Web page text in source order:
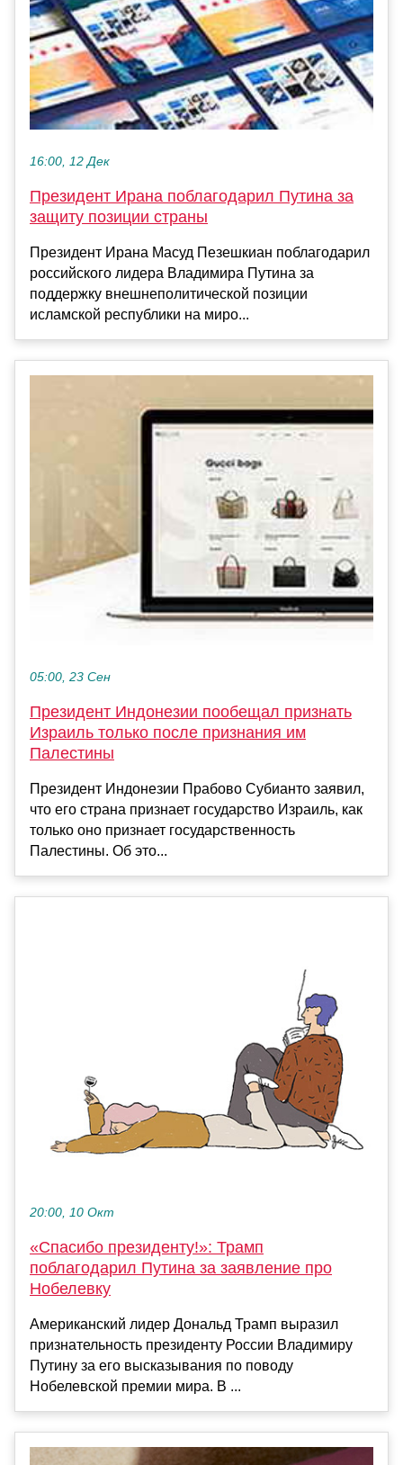
16:00, 12 Дек
Президент Ирана поблагодарил Путина за
защиту позиции страны
Президент Ирана Масуд Пезешкиан поблагодарил
российского лидера Владимира Путина за
поддержку внешнеполитической позиции
исламской республики на миро...
05:00, 23 Сен
Президент Индонезии пообещал признать
Израиль только после признания им
Палестины
Президент Индонезии Прабoво Субианто заявил,
что его страна признает государство Израиль, как
только оно признает государственность
Палестины. Об это...
20:00, 10 Окт
«Спасибо президенту!»: Трамп
поблагодарил Путина за заявление про
Нобелевку
Американский лидер Дональд Трамп выразил
признательность президенту России Владимиру
Путину за его высказывания по поводу
Нобелевской премии мира. В ...